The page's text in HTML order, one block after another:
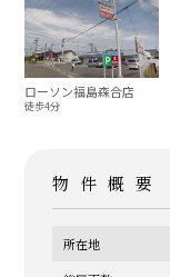
ローソン福島森合店
徒歩4分
物件概要
所在地